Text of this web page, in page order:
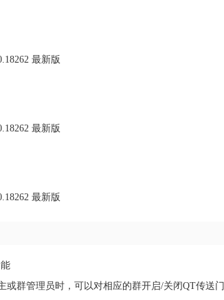
或群管理员时，可以对相应的群开启/关闭QT传送门